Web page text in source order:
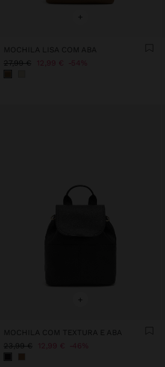
+
MOCHILA LISA COM ABA
27,99 € 12,99 € 54%
+
MOCHILA COM TEXTURA E ABA
23,99 € 12,99 € 46%